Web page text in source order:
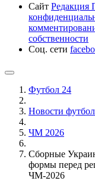
Сайт Редакция
собственности
Соц. сети
Футбол 24
Новости
ЧМ 2026
Сборные
формы перед
ЧМ-2026